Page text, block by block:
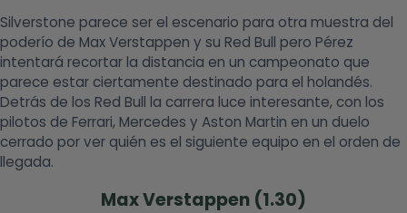
Silverstone parece ser el escenario para otra muestra del
poderío de Max Verstappen y su Red Bull pero Pérez
intentará recortar la distancia en un campeonato que
parece estar ciertamente destinado para el holandés.
Detrás de los Red Bull la carrera luce interesante, con los
pilotos de Ferrari, Mercedes y Aston Martin en un duelo
cerrado por ver quién es el siguiente equipo en el orden de
llegada.
Max Verstappen (1.30)